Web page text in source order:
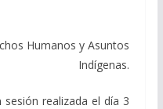
Humanos y Asuntos
Indígenas.
realizada el día 3